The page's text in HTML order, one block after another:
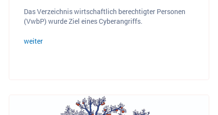
Das Verzeichnis wirtschaftlich berechtigter Personen
(VwbP) wurde Ziel eines Cyberangriffs.
weiter